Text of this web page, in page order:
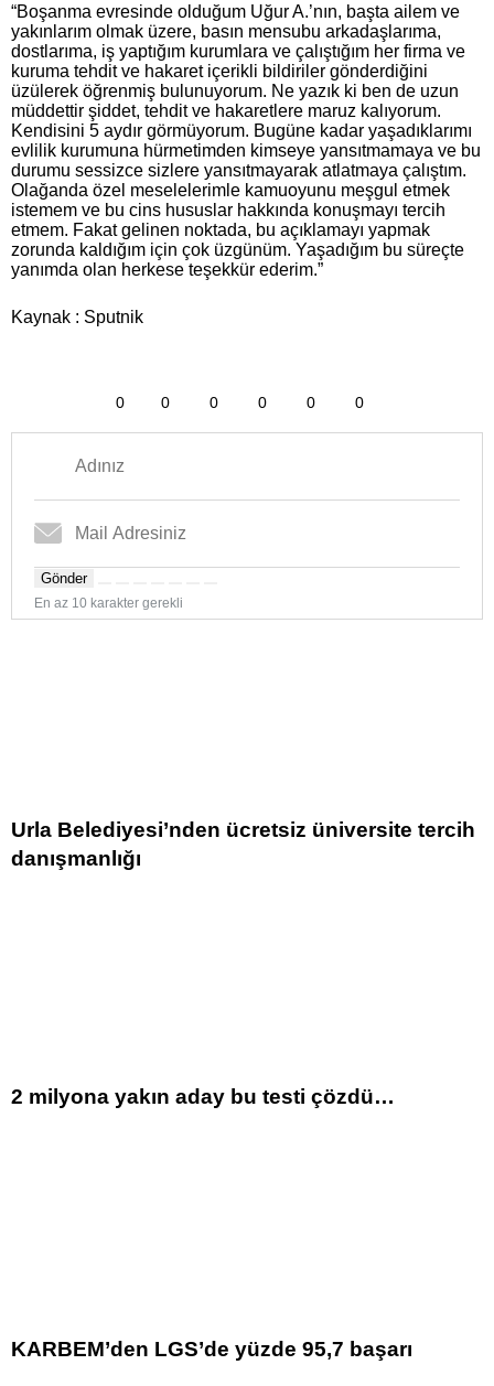
“Boşanma evresinde olduğum Uğur A.’nın, başta ailem ve
yakınlarım olmak üzere, basın mensubu arkadaşlarıma,
dostlarıma, iş yaptığım kurumlara ve çalıştığım her firma ve
kuruma tehdit ve hakaret içerikli bildiriler gönderdiğini
üzülerek öğrenmiş bulunuyorum. Ne yazık ki ben de uzun
müddettir şiddet, tehdit ve hakaretlere maruz kalıyorum.
Kendisini 5 aydır görmüyorum. Bugüne kadar yaşadıklarımı
evlilik kurumuna hürmetimden kimseye yansıtmamaya ve bu
durumu sessizce sizlere yansıtmayarak atlatmaya çalıştım.
Olağanda özel meselelerimle kamuoyunu meşgul etmek
istemem ve bu cins hususlar hakkında konuşmayı tercih
etmem. Fakat gelinen noktada, bu açıklamayı yapmak
zorunda kaldığım için çok üzgünüm. Yaşadığım bu süreçte
yanımda olan herkese teşekkür ederim.”
Kaynak : Sputnik
0 0 0 0 0 0
Gönder
En az 10 karakter gerekli
Urla Belediyesi’nden ücretsiz üniversite tercih
danışmanlığı
2 milyona yakın aday bu testi çözdü…
KARBEM’den LGS’de yüzde 95,7 başarı